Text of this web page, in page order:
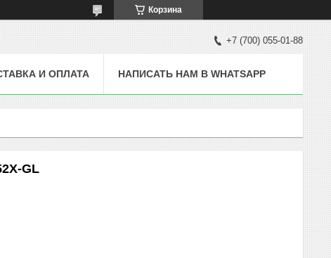
Корзина
+7 (700) 055-01-88
И ОПЛАТА НАПИСАТЬ НАМ В WHATSAPP
GL